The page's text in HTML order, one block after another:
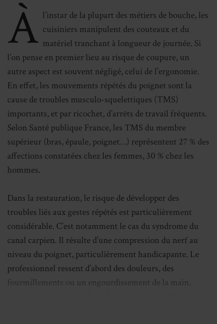
À l’instar de la plupart des métiers de bouche, les
cuisiniers manipulent des couteaux et du
matériel tranchant à longueur de journée. Si
l’on pense en premier lieu au risque de coupure, un
autre aspect est souvent négligé, celui de l’ergonomie.
En effet, les mouvements répétés du poignet sont la
cause de troubles musculo-squelettiques (TMS)
importants, et par ricochet, d’arrêts de travail fréquents.
Selon Santé publique France, les TMS du membre
supérieur (bras, épaule, poignet…) représentent 27 % des
affections constatées chez les femmes, 30 % chez les
hommes.
Dans la restauration, le risque de développer des
troubles liés aux gestes répétés est particulièrement
considérable. C’est notamment le cas du syndrome du
canal carpien. Il résulte d’une compression du nerf au
niveau du poignet, particulièrement handicapante. Le
professionnel ressent d’abord des douleurs, des
fourmillements ou un engourdissement de la main,